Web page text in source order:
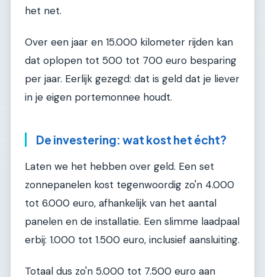
het net.
Over een jaar en 15.000 kilometer rijden kan
dat oplopen tot 500 tot 700 euro besparing
per jaar. Eerlijk gezegd: dat is geld dat je liever
in je eigen portemonnee houdt.
De investering: wat kost het écht?
Laten we het hebben over geld. Een set
zonnepanelen kost tegenwoordig zo'n 4.000
tot 6.000 euro, afhankelijk van het aantal
panelen en de installatie. Een slimme laadpaal
erbij: 1.000 tot 1.500 euro, inclusief aansluiting.
Totaal dus zo'n 5.000 tot 7.500 euro aan